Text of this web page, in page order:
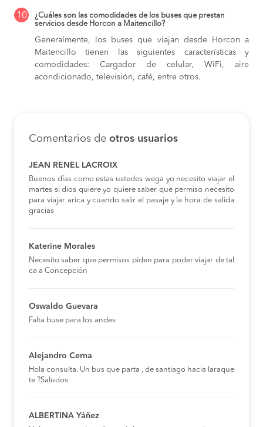
10
¿Cuáles son las comodidades de los buses que prestan
servicios desde Horcon a Maitencillo?
Generalmente, los buses que viajan desde Horcon a
Maitencillo tienen las siguientes características y
comodidades: Cargador de celular, WiFi, aire
acondicionado, televisión, café, entre otros.
Comentarios de otros usuarios
JEAN RENEL LACROIX
Buenos días como estas ustedes wega yo necesito viajar el
martes si dios quiere yo quiere saber que permiso necesito
para viajar arica y cuando salir el pasaje y la hora de salida
gracias
Katerine Morales
Necesito saber que permisos piden para poder viajar de tal
ca a Concepción
Oswaldo Guevara
Falta buse para los andes
Alejandro Cerna
Hola consulta. Un bus que parta , de santiago hacia laraque
te ?Saludos
ALBERTINA Yáñez